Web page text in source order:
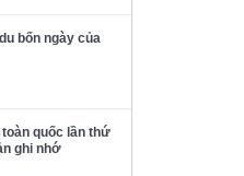
bốn ngày của
quốc lần thứ
ghi nhớ